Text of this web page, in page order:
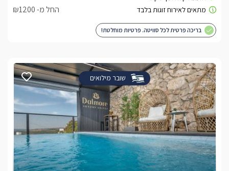
החל מ- ₪1200
בריכה פרטית לכל סוויטה. פרטיות מוחלטת!
שובר מילואים